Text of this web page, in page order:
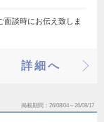
面談時にお伝え致しま
詳細へ
掲載期間 26/08/04～26/08/17